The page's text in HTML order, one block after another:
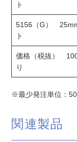
ト
5156（G）
ト
価格（税抜）
り
※最少発注単位：
関連製品